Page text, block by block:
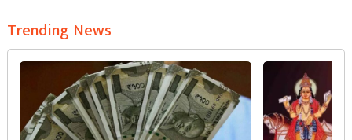
Trending News